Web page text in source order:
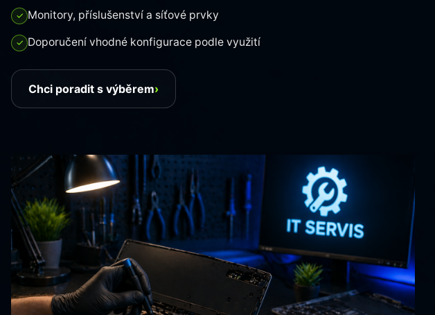
✓ Monitory, příslušenství a síťové prvky
✓ Doporučení vhodné konfigurace podle využití
Chci poradit s výběrem›